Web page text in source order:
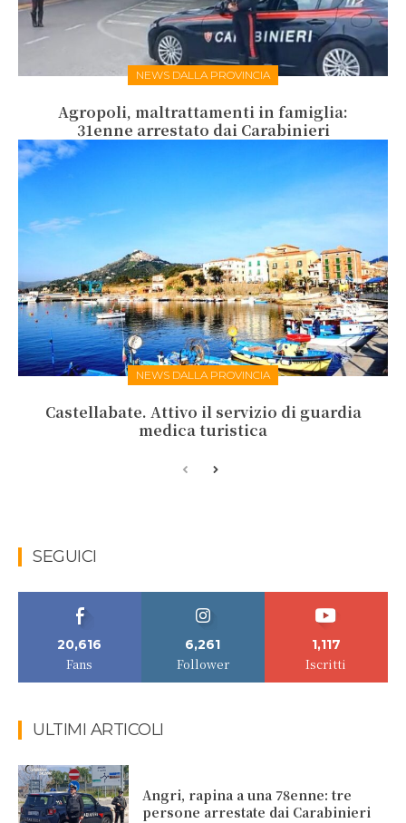
NEWS DALLA PROVINCIA
Agropoli, maltrattamenti in famiglia:
31enne arrestato dai Carabinieri
NEWS DALLA PROVINCIA
Castellabate. Attivo il servizio di guardia
medica turistica
SEGUICI
20,616
Fans
6,261
Follower
1,117
Iscritti
ULTIMI ARTICOLI
Angri, rapina a una 78enne: tre
persone arrestate dai Carabinieri